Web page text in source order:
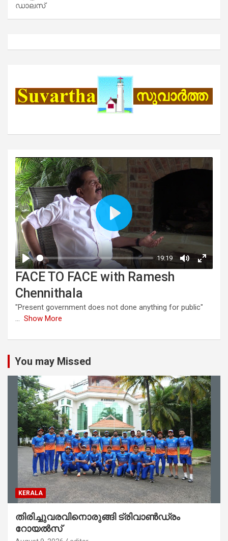
ഡാലസ്
FACE TO FACE with Ramesh
Chennithala
"Present government does not done anything for public"
... Show More
You may Missed
KERALA
തിരിച്ചുവരവിനൊരുങ്ങി ട്രിവാൺഡ്രം
റോയൽസ്